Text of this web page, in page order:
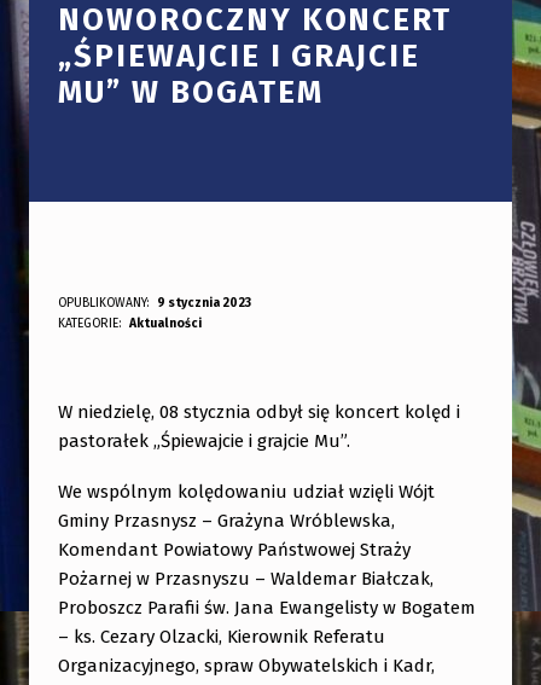
NOWOROCZNY KONCERT
„ŚPIEWAJCIE I GRAJCIE
MU” W BOGATEM
N
O
R
O
C
Z
N
Y
K
OPUBLIKOWANY: 9 stycznia 2023
DODANY PRZEZ:
KATEGORIE: Aktualności
W niedzielę, 08 stycznia odbył się koncert kolęd i
pastorałek „Śpiewajcie i grajcie Mu”.
We wspólnym kolędowaniu udział wzięli Wójt
Gminy Przasnysz – Grażyna Wróblewska,
Komendant Powiatowy Państwowej Straży
Pożarnej w Przasnyszu – Waldemar Białczak,
Proboszcz Parafii św. Jana Ewangelisty w Bogatem
– ks. Cezary Olzacki, Kierownik Referatu
Organizacyjnego, spraw Obywatelskich i Kadr,